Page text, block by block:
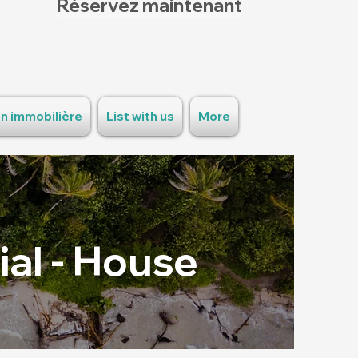
Réservez maintenant
immobilière List with us More
- House